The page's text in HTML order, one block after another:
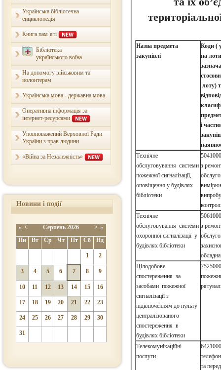
Українська бібліотечна
енциклопедія
Книга пам`яті
Бібліотека
українського воїна
На допомогу військовим та
волонтерам
Українська мова - державна мова
Оперативна інформація за
інтернет-ресурсами
Уповноважений Верховної Ради
України з прав людини
«Війна за Незалежність»
Новини і події
« < Серпень2026 > »
Пн
Вт Ср Чт Пт Сб Нд
1 2
3 4 5 6 7 8 9
10 11 12 13 14 15 16
17 18 19 20 21 22 23
24 25 26 27 28 29 30
31
Назва предмета
закупівлі
Коди (
на
лоту)
і
Технічне
обслуговування системи
пожежної сигналізації,
оповіщення у будівлях
бібліотеки
з
Технічне
обслуговування системи
охоронної сигналізації у
будівлях бібліотеки
з
Цілодобове
спостереження за
засобами пожежної
сигналізації з
підключенням до пульту
централізованого
спостереження в
будівлях бібліотеки
Телекомунікаційні
послуги
та